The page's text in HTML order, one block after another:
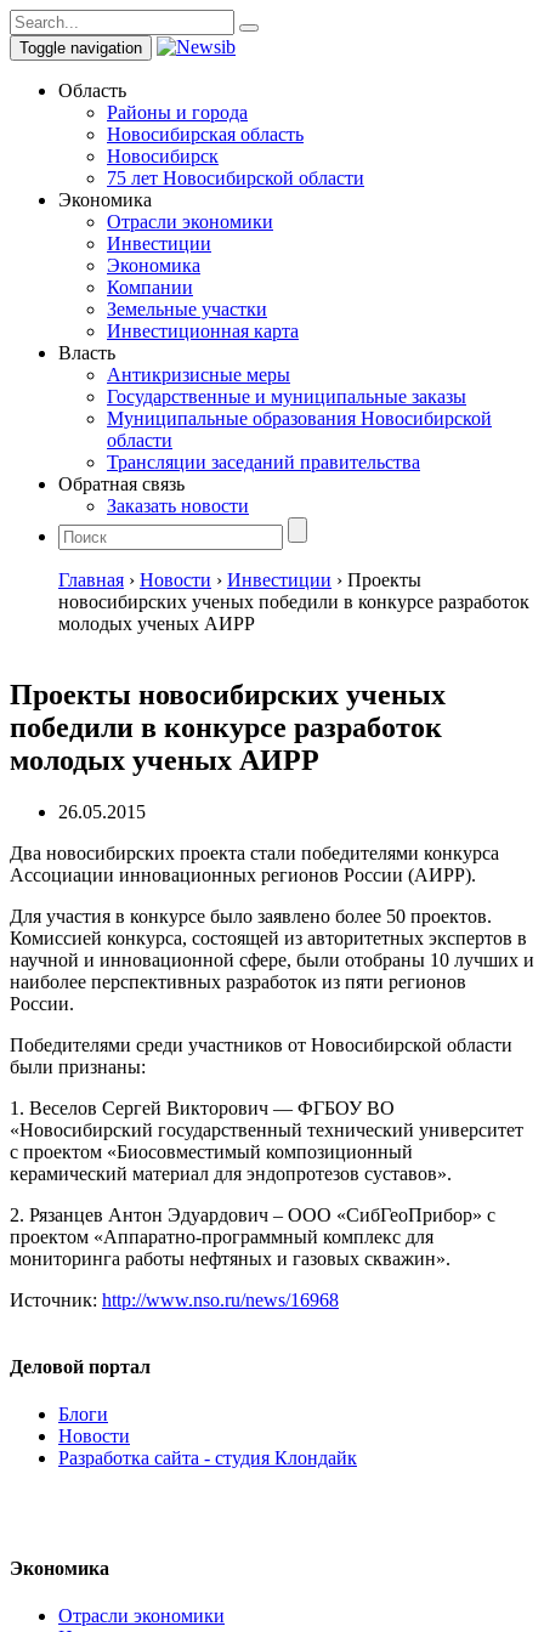
Toggle navigation
Область
Районы и города
Новосибирская область
Новосибирск
75 лет Новосибирской области
Экономика
Отрасли экономики
Инвестиции
Экономика
Компании
Земельные участки
Инвестиционная карта
Власть
Антикризисные меры
Государственные и муниципальные заказы
Муниципальные образования Новосибирской
области
Трансляции заседаний правительства
Обратная связь
Заказать новости
Главная › Новости › Инвестиции › Проекты
новосибирских ученых победили в конкурсе разработок
молодых ученых АИРР
Проекты новосибирских ученых
победили в конкурсе разработок
молодых ученых АИРР
26.05.2015
Два новосибирских проекта стали победителями конкурса
Ассоциации инновационных регионов России (АИРР).
Для участия в конкурсе было заявлено более 50 проектов.
Комиссией конкурса, состоящей из авторитетных экспертов в
научной и инновационной сфере, были отобраны 10 лучших и
наиболее перспективных разработок из пяти регионов
России.
Победителями среди участников от Новосибирской области
были признаны:
1. Веселов Сергей Викторович — ФГБОУ ВО
«Новосибирский государственный технический университет
с проектом «Биосовместимый композиционный
керамический материал для эндопротезов суставов».
2. Рязанцев Антон Эдуардович – ООО «СибГеоПрибор» с
проектом «Аппаратно-программный комплекс для
мониторинга работы нефтяных и газовых скважин».
Источник: http://www.nso.ru/news/16968
Деловой портал
Блоги
Новости
Разработка сайта - студия Клондайк
Экономика
Отрасли экономики